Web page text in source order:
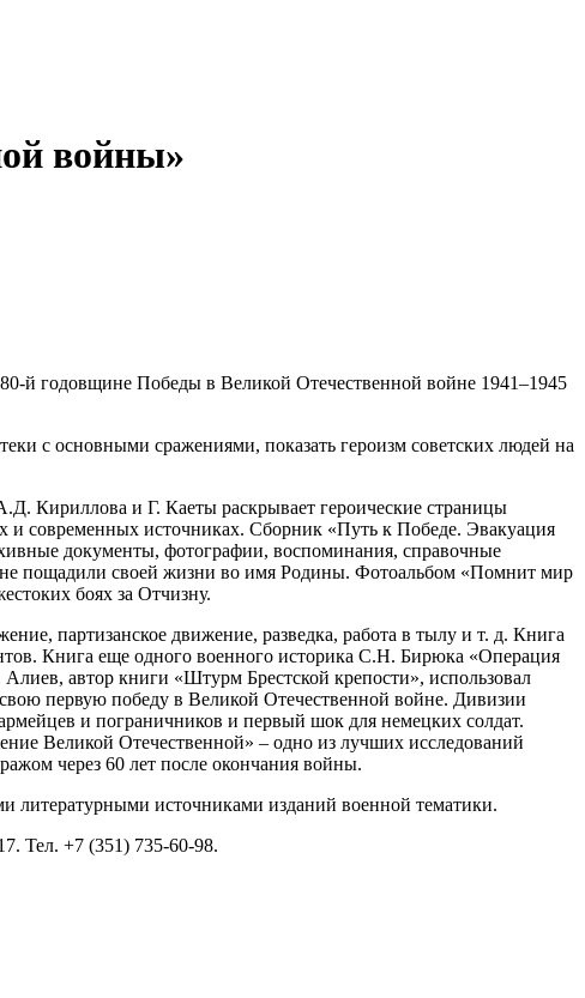
войны»
й годовщине Победы в Великой Отечественной войне 1941–1945
с основными сражениями, показать героизм советских людей на
Кириллова и Г. Каеты раскрывает героические страницы
и современных источниках. Сборник «Путь к Победе. Эвакуация
документы, фотографии, воспоминания, справочные
пощадили своей жизни во имя Родины. Фотоальбом «Помнит мир
боях за Отчизну.
партизанское движение, разведка, работа в тылу и т. д. Книга
Книга еще одного военного историка С.Н. Бирюка «Операция
автор книги «Штурм Брестской крепости», использовал
первую победу в Великой Отечественной войне. Дивизии
и пограничников и первый шок для немецких солдат.
Великой Отечественной» – одно из лучших исследований
через 60 лет после окончания войны.
литературными источниками изданий военной тематики.
Тел. +7 (351) 735-60-98.